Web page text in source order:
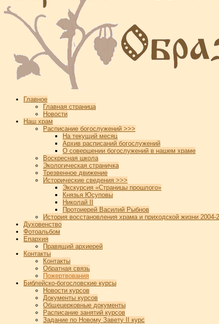
Главное
Главная страница
Новости
Наш храм
Расписание богослужений >>>
На текущий месяц
Архив расписаний богослужений
О совершении богослужений в нашем храме
Воскресная школа
Экологическая страничка
Трезвенное движение
Исторические сведения >>>
Экскурсия «Страницы прошлого»
Князья Юсуповы
Николай II
Протоиерей Василий Рыбнов
История восстановления храма и приходской жизни 2004-
Духовенство
Фотоальбом
Епархия
Правящий архиерей
Контакты
Контакты
Обратная связь
Пожертвования
Библейско-богословские курсы
Новости курсов
Документы курсов
Общецерковные документы
Расписание занятий курсов
Задание по Новому Завету II курс